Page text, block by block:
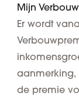
Mijn
Er wordt
aanmerking,
de premie